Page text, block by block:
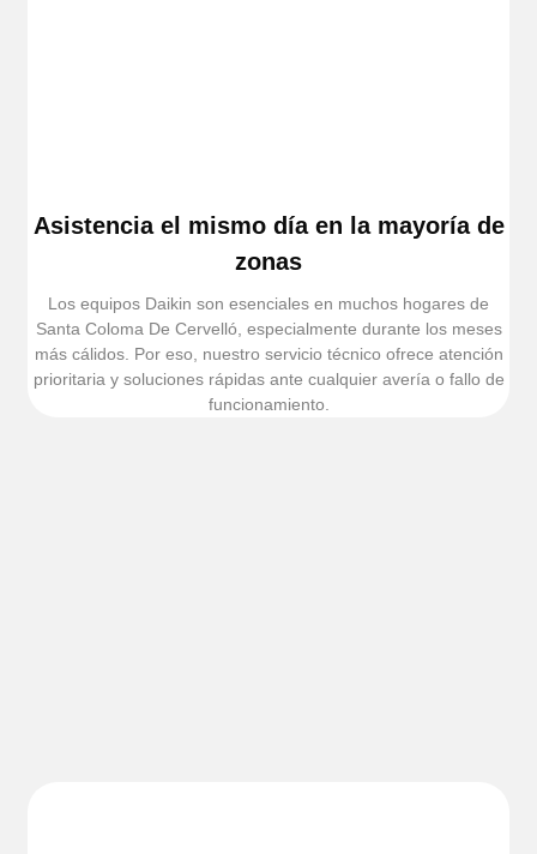
Asistencia el mismo día en la mayoría de
zonas
Los equipos Daikin son esenciales en muchos hogares de
Santa Coloma De Cervelló, especialmente durante los meses
más cálidos. Por eso, nuestro servicio técnico ofrece atención
prioritaria y soluciones rápidas ante cualquier avería o fallo de
funcionamiento.